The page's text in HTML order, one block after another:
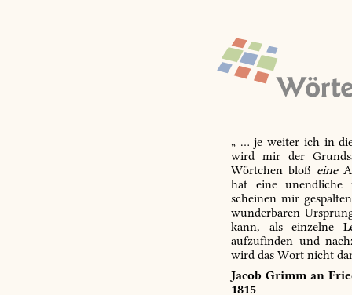
„ … je weiter ich in
wird mir der
Wörtchen bloß eine
hat eine unendliche
scheinen mir
wunderbaren
kann, als einzelne
aufzufinden und
wird das Wort nicht
Jacob Grimm an
1815